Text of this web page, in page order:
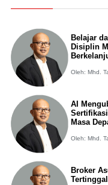
Belajar
Disiplin
Oleh: Mhd.
AI
Masa
Oleh: Mhd.
Broker